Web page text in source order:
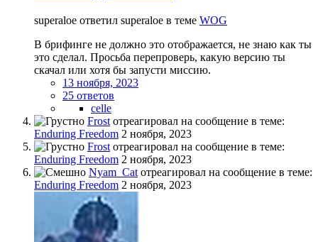
superaloe ответил superaloe в теме WOG
В брифинге не должно это отображается, не знаю как ты
это сделал. Просьба перепроверь, какую версию ты
скачал или хотя бы запусти миссию.
13 ноября, 2023
25 ответов
celle
Frost отреагировал на сообщение в теме:
Enduring Freedom 2 ноября, 2023
Frost отреагировал на сообщение в теме:
Enduring Freedom 2 ноября, 2023
Nyam_Cat отреагировал на сообщение в теме:
Enduring Freedom 2 ноября, 2023